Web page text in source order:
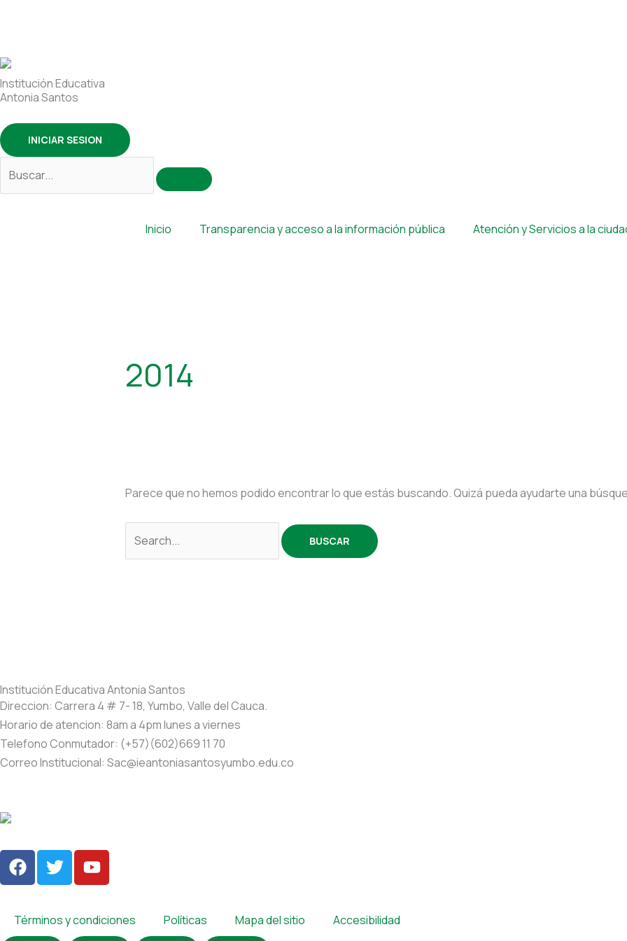
Institución Educativa
Antonia Santos
INICIAR SESION
Inicio Transparencia y acceso a la información pública Atención y Servicios a la
2014
Parece que no hemos podido encontrar lo que estás buscando. Quizá pueda ayudarte una
Institución Educativa Antonia Santos
Direccion: Carrera 4 # 7- 18, Yumbo, Valle del Cauca.
Horario de atencion: 8am a 4pm lunes a viernes
Telefono Conmutador: (+57)(602)669 11 70
Correo Institucional: Sac@ieantoniasantosyumbo.edu.co
F
a
c
e
b
T
w
i
t
Y
o
u
t
u
Términos y condiciones Políticas Mapa del sitio Accesibilidad